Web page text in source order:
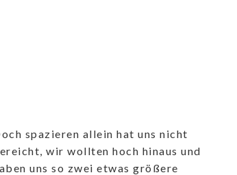
spazieren allein hat uns nicht
wir wollten hoch hinaus und
uns so zwei etwas größere